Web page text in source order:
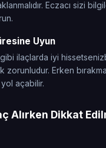
Eczacı sizi
Uyun
ilaçlarda iyi
zorunludur. Erken
açabilir.
Alırken Dikkat